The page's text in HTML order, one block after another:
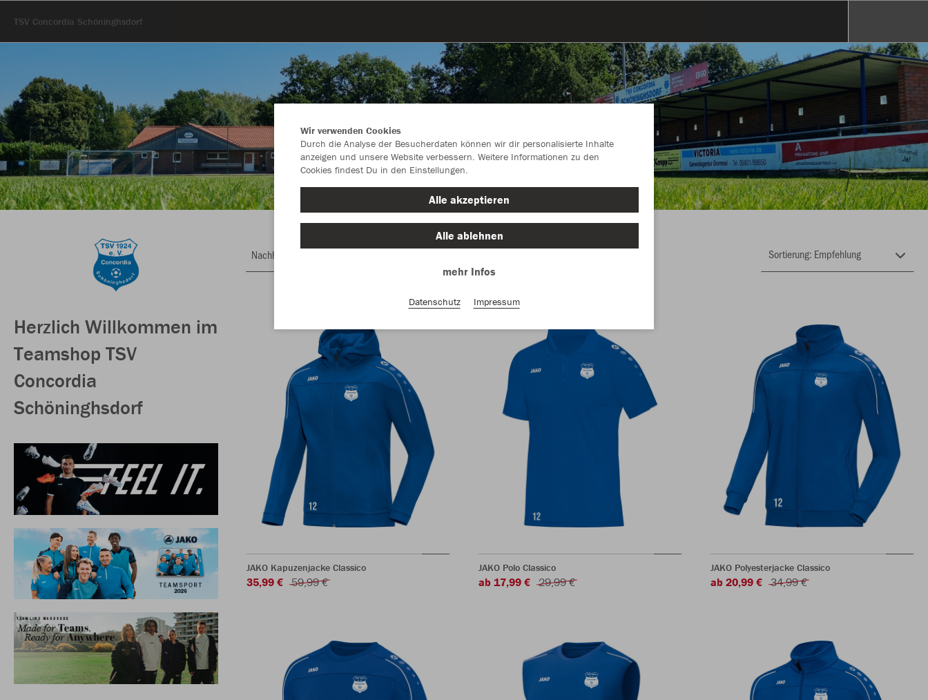
TSV Concordia Schöninghsdorf
Herzlich Willkommen im
Teamshop TSV
Concordia
Schöninghsdorf
Nachhaltig
JAKO Kapuzenjacke Classico
35,99 € 59,99 €
JAKO Polo Classico
ab 17,99 € 29,99 €
JAKO Polyesterjacke Classico
ab 20,99 € 34,99 €
Wir verwenden Cookies
Durch die Analyse der Besucherdaten können wir dir personalisierte Inhalte
anzeigen und unsere Website verbessern. Weitere Informationen zu den
Cookies findest Du in den Einstellungen.
Alle akzeptieren
Alle ablehnen
mehr Infos
Datenschutz Impressum